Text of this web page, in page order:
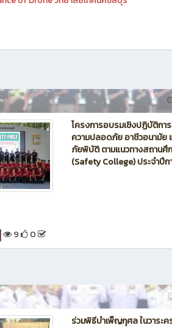
อครุภัณฑ์โครงการจัดตั้งศูนย์ฝึกอบรมการซ่อมบำ
of Drone วิทยาลัยเทคนิคชลบุรี
9 0